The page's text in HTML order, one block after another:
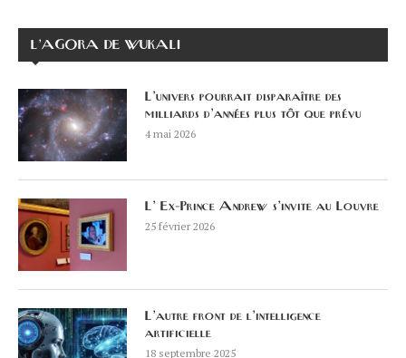
L’AGORA DE WUKALI
L’univers pourrait disparaître des
milliards d’années plus tôt que prévu
4 mai 2026
L’ Ex-Prince Andrew s’invite au Louvre
25 février 2026
L’autre front de l’intelligence
artificielle
18 septembre 2025